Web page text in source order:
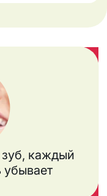
зуб, каждый
убывает
ткани